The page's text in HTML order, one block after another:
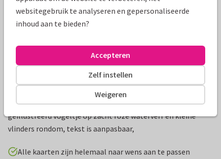
Productinformatie
Uitnodiging met kleurrijke bladeren, veldbloemen en
geïllustreerd vogeltje op zacht roze waterverf en kleine
vlinders rondom, tekst is aanpasbaar,
Alle kaarten zijn helemaal naar wens aan te passen
websitegebruik te analyseren en gepersonaliseerde
inhoud aan te bieden?
Weigeren
Zelf instellen
Accepteren